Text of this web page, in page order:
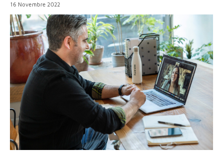
16 Novembre 2022